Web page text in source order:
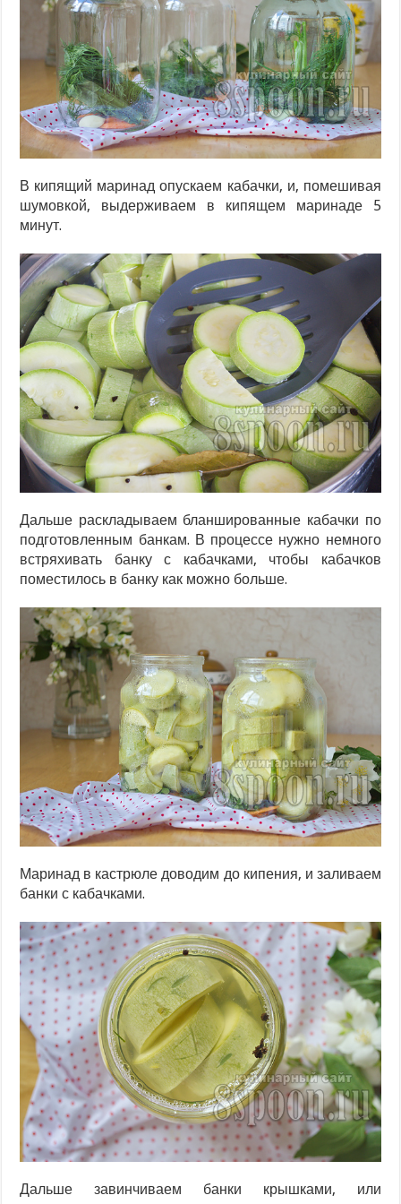
В кипящий маринад опускаем кабачки, и, помешивая
шумовкой, выдерживаем в кипящем маринаде 5
минут.
Дальше раскладываем бланшированные кабачки по
подготовленным банкам. В процессе нужно немного
встряхивать банку с кабачками, чтобы кабачков
поместилось в банку как можно больше.
Маринад в кастрюле доводим до кипения, и заливаем
банки с кабачками.
Дальше завинчиваем банки крышками, или